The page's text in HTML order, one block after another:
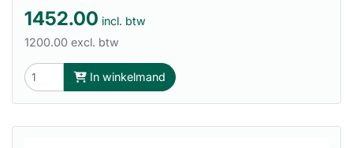
1452.00 incl. btw
1200.00 excl. btw
In winkelmand